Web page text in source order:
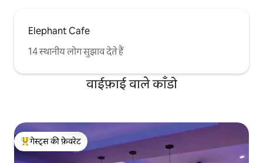
Elephant Cafe
14 स्थानीय लोग सुझाव देते हैं
वाईफ़ाई वाले काँडो
गेस्ट्स का टॉप फ़ेवरेट
गेस्ट्स की फ़ेवरेट